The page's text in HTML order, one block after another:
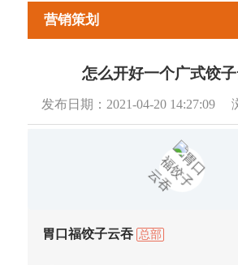
营销策划
怎么开好一个广式饺
发布日期： 2021-04-20 14:27:09
胃口福饺子云吞 总部